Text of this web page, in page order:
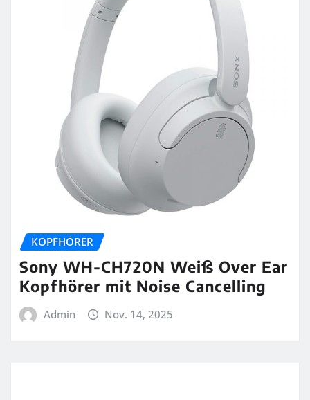
KOPFHÖRER
Sony WH-CH720N Weiß Over Ear
Kopfhörer mit Noise Cancelling
Admin Nov. 14, 2025